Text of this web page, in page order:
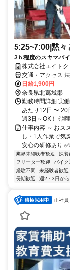
5:25~7:00|黙々
2ｈ程度のスキマバ
株式会社エイト
交通・アクセス
日給1,900円
奈良県北葛城郡
勤務時間詳細 実
あたり12日 〜
週3日～OK！ ◎曜
仕事内容 ～ おス
し・1人作業で気
安心の研修あり
業界未経験者歓迎 扶養
フリーター歓迎
バイク
経験不問
未経験者歓迎
長期歓迎
週2・3日か
正社員